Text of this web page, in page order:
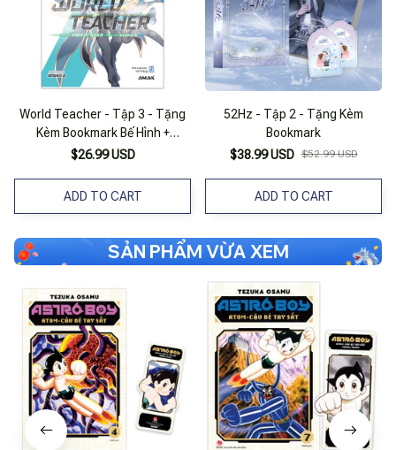
World Teacher - Tập 3 - Tặng
Kèm Bookmark Bế Hình +
Standee
$26.99 USD
ADD TO CART
52Hz - Tập 2 - Tặng Kèm
Bookmark
$38.99 USD $52.99 USD
ADD TO CART
SẢN PHẨM VỪA XEM